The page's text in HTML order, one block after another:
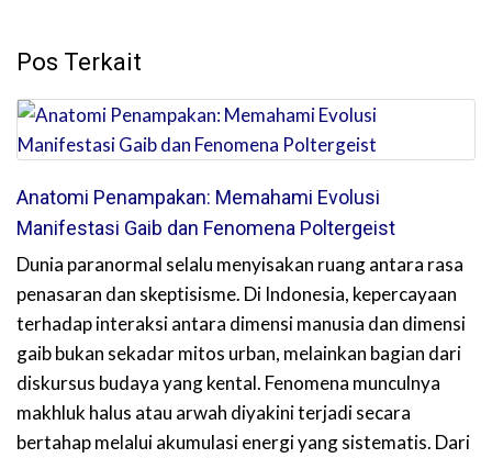
Pos Terkait
Anatomi Penampakan: Memahami Evolusi
Manifestasi Gaib dan Fenomena Poltergeist
Dunia paranormal selalu menyisakan ruang antara rasa
penasaran dan skeptisisme. Di Indonesia, kepercayaan
terhadap interaksi antara dimensi manusia dan dimensi
gaib bukan sekadar mitos urban, melainkan bagian dari
diskursus budaya yang kental. Fenomena munculnya
makhluk halus atau arwah diyakini terjadi secara
bertahap melalui akumulasi energi yang sistematis. Dari